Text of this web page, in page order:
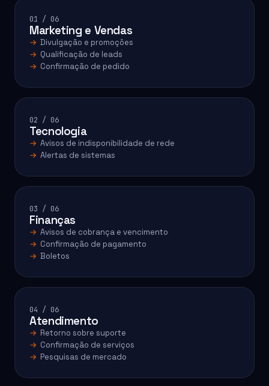
01 / 06
Marketing e Vendas
Divulgação e promoções
Qualificação de leads
Confirmação de pedido
02 / 06
Tecnologia
Avisos de indisponibilidade de rede
Alertas de sistemas
03 / 06
Finanças
Avisos de cobrança e vencimento
Confirmação de pagamento
Boletos
04 / 06
Atendimento
Retorno sobre suporte
Confirmação de serviços
Pesquisas de mercado